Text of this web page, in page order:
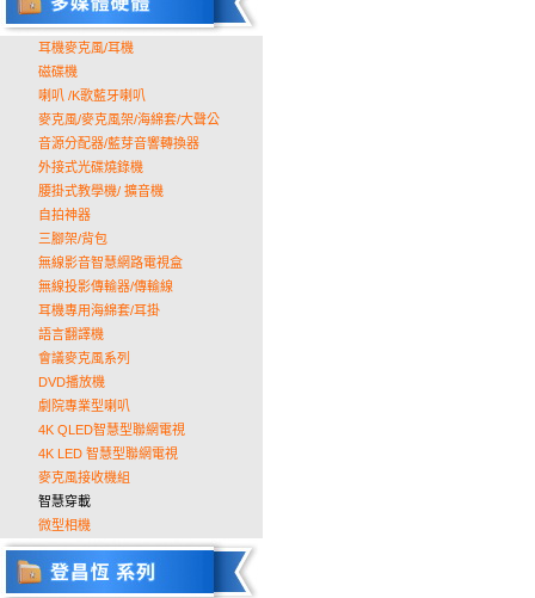
耳機麥克風/耳機
磁碟機
喇叭 /K歌藍牙喇叭
麥克風/麥克風架/海綿套/大聲公
音源分配器/藍芽音響轉換器
外接式光碟燒錄機
腰掛式教學機/ 擴音機
自拍神器
三腳架/背包
無線影音智慧網路電視盒
無線投影傳輸器/傳輸線
耳機專用海綿套/耳掛
語言翻譯機
會議麥克風系列
DVD播放機
劇院專業型喇叭
4K QLED智慧型聯網電視
4K LED 智慧型聯網電視
麥克風接收機組
智慧穿載
微型相機